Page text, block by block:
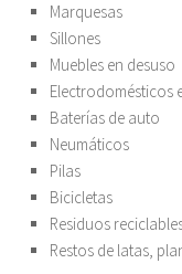
Marquesas
Sillones
Muebles en desuso
Electrodomésticos
Baterías de auto
Neumáticos
Pilas
Bicicletas
Residuos
Restos de latas,